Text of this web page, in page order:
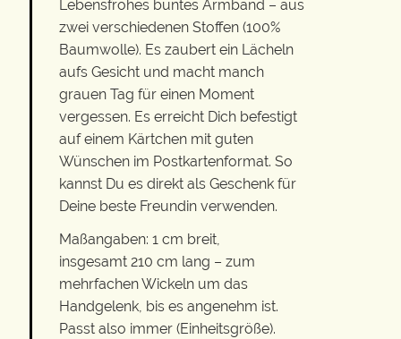
Lebensfrohes buntes Armband – aus
zwei verschiedenen Stoffen (100%
Baumwolle). Es zaubert ein Lächeln
aufs Gesicht und macht manch
grauen Tag für einen Moment
vergessen. Es erreicht Dich befestigt
auf einem Kärtchen mit guten
Wünschen im Postkartenformat. So
kannst Du es direkt als Geschenk für
Deine beste Freundin verwenden.
Maßangaben: 1 cm breit,
insgesamt 210 cm lang – zum
mehrfachen Wickeln um das
Handgelenk, bis es angenehm ist.
Passt also immer (Einheitsgröße).